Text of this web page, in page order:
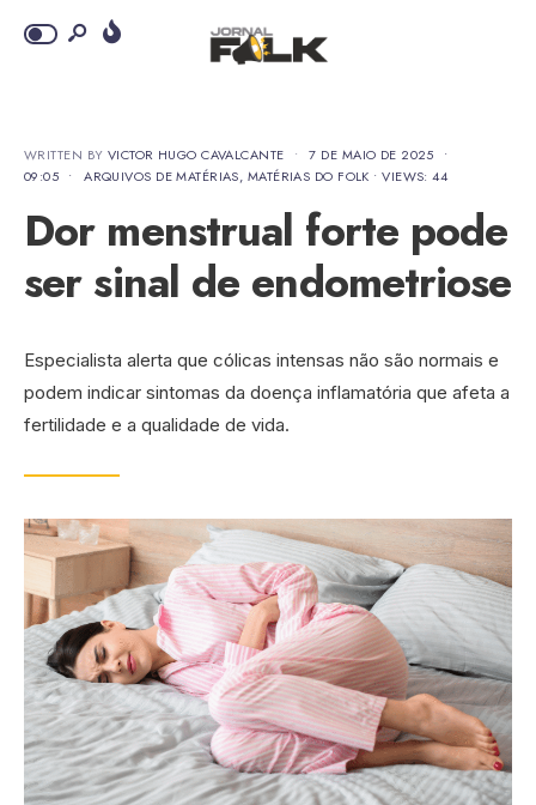
WRITTEN BY VICTOR HUGO CAVALCANTE • 7 DE MAIO DE 2025
•
09:05 • ARQUIVOS DE MATÉRIAS, MATÉRIAS DO FOLK •VIEWS: 44
Dor menstrual forte pode
ser sinal de endometriose
Especialista alerta que cólicas intensas não são normais e
podem indicar sintomas da doença inflamatória que afeta a
fertilidade e a qualidade de vida.